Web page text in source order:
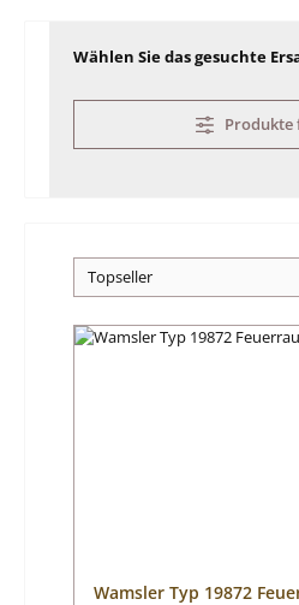
Wählen Sie das gesuchte
Wamsler Typ 19872